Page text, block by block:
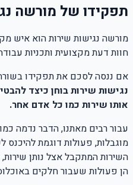
תפקידו של מורשה
מורשה נגישות שירות הוא איש
חוות דעת מקצועית ותכניות
אם ננסה לסכם את תפקידו
נגישות שירות בוחן כיצד
אותו שירות כמו כל אדם אחר.
עבור רבים מאתנו, הדבר נדמה
מוגבלות, פעולות דוגמת
השירות המתקבל אצל נותן
הן פעולות שעבור חלקים